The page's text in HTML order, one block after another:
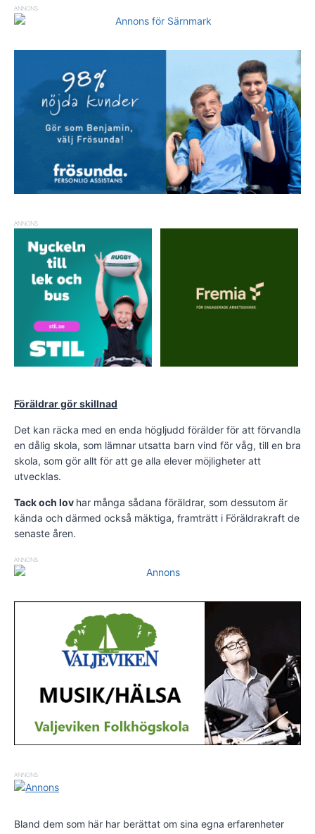
ANNONS
ANNONS
Föräldrar gör skillnad
Det kan räcka med en enda högljudd förälder för att förvandla
en dålig skola, som lämnar utsatta barn vind för våg, till en bra
skola, som gör allt för att ge alla elever möjligheter att
utvecklas.
Tack och lov har många sådana föräldrar, som dessutom är
kända och därmed också mäktiga, framträtt i Föräldrakraft de
senaste åren.
ANNONS
ANNONS
Bland dem som här har berättat om sina egna erfarenheter